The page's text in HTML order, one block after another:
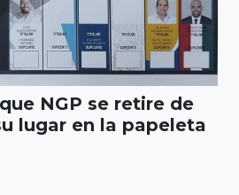
NGP se retire de
lugar en la papeleta